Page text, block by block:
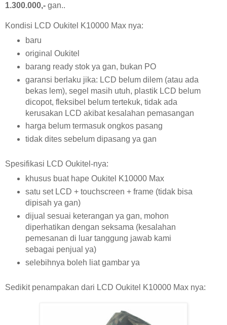
1.300.000,- gan..
Kondisi LCD Oukitel K10000 Max nya:
baru
original Oukitel
barang ready stok ya gan, bukan PO
garansi berlaku jika: LCD belum dilem (atau ada
bekas lem), segel masih utuh, plastik LCD belum
dicopot, fleksibel belum tertekuk, tidak ada
kerusakan LCD akibat kesalahan pemasangan
harga belum termasuk ongkos pasang
tidak dites sebelum dipasang ya gan
Spesifikasi LCD Oukitel-nya:
khusus buat hape Oukitel K10000 Max
satu set LCD + touchscreen + frame (tidak bisa
dipisah ya gan)
dijual sesuai keterangan ya gan, mohon
diperhatikan dengan seksama (kesalahan
pemesanan di luar tanggung jawab kami
sebagai penjual ya)
selebihnya boleh liat gambar ya
Sedikit penampakan dari LCD Oukitel K10000 Max nya: